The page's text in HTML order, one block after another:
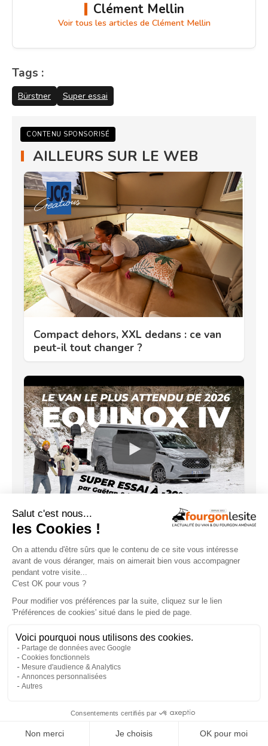
Clément Mellin
Voir tous les articles de Clément Mellin
Tags :
Bürstner Super essai
CONTENU SPONSORISÉ
AILLEURS SUR LE WEB
Compact dehors, XXL dedans : ce van
peut-il tout changer ?
La nouvelle vidéo Stylevan fait le buzz !
Configurez dès maintenant votre